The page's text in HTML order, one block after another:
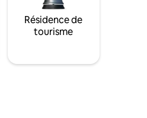
Résidence de
tourisme